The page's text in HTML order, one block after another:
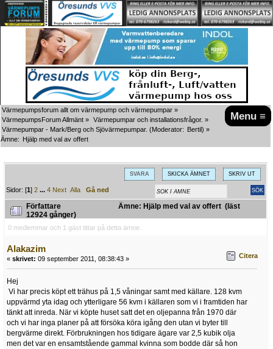
Menu ≡
Värmepumpsforum allt om värmepump och värmepumpar »
VärmepumpsForum Allmänt » Värmepumpar och installationsfrågor. »
Värmepumpar - Mark/Berg och Sjövärmepumpar. (Moderator: Bertil) »
Ämne: Hjälp med val av offert
SVARA SKICKA ÄMNET SKRIV UT
Sidor: [1]2 ...4 Next Alla Gå ned
Författare
Ämne: Hjälp med val av offert (läst
12924 gånger)
0 medlemmar och 1 gäst tittar på detta ämne.
Alakazim
« skrivet: 09 september 2011, 08:38:43 » Citera
Hej
Vi har precis köpt ett trähus på 1,5 våningar samt med källare. 128 kvm
uppvärmd yta idag och ytterligare 56 kvm i källaren som vi i framtiden har
tänkt att inreda. När vi köpte huset satt det en oljepanna från 1970 där
och vi har inga planer på att försöka köra igång den utan vi byter till
bergvärme direkt. Förbrukningen hos tidigare ägare var 2,5 kubik olja
men det var en ensamtstående gammal kvinna som bodde där så hon